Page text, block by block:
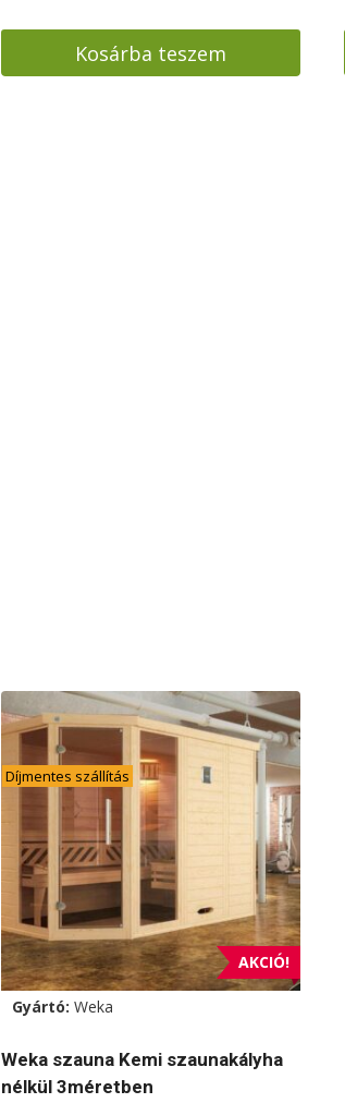
Kosárba teszem
AKCIÓ!
Díjmentes szállítás
Gyártó: Weka
Weka szauna Kemi szaunakályha
nélkül 3méretben